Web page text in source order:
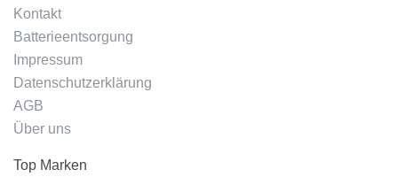
Kontakt
Batterieentsorgung
Impressum
Datenschutzerklärung
AGB
Über uns
Top Marken